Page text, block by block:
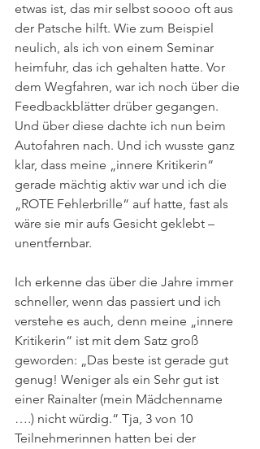
etwas ist, das mir selbst soooo oft aus
der Patsche hilft. Wie zum Beispiel
neulich, als ich von einem Seminar
heimfuhr, das ich gehalten hatte. Vor
dem Wegfahren, war ich noch über die
Feedbackblätter drüber gegangen.
Und über diese dachte ich nun beim
Autofahren nach. Und ich wusste ganz
klar, dass meine „innere Kritikerin“
gerade mächtig aktiv war und ich die
„ROTE Fehlerbrille“ auf hatte, fast als
wäre sie mir aufs Gesicht geklebt –
unentfernbar.
Ich erkenne das über die Jahre immer
schneller, wenn das passiert und ich
verstehe es auch, denn meine „innere
Kritikerin“ ist mit dem Satz groß
geworden: „Das beste ist gerade gut
genug! Weniger als ein Sehr gut ist
einer Rainalter (mein Mädchenname
….) nicht würdig.“ Tja, 3 von 10
Teilnehmerinnen hatten bei der